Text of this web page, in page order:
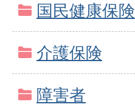
国民健康保険
介護保険
障害者